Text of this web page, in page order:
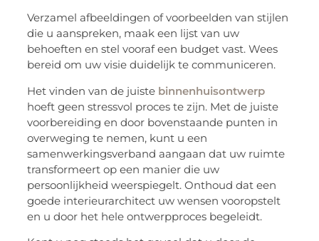
Verzamel afbeeldingen of voorbeelden van stijlen
die u aanspreken, maak een lijst van uw
behoeften en stel vooraf een budget vast. Wees
bereid om uw visie duidelijk te communiceren.
Het vinden van de juiste binnenhuisontwerp
hoeft geen stressvol proces te zijn. Met de juiste
voorbereiding en door bovenstaande punten in
overweging te nemen, kunt u een
samenwerkingsverband aangaan dat uw ruimte
transformeert op een manier die uw
persoonlijkheid weerspiegelt. Onthoud dat een
goede interieurarchitect uw wensen vooropstelt
en u door het hele ontwerpproces begeleidt.